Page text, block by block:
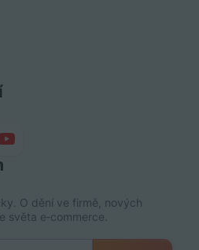
O dění ve firmě, nových
světa e‑commerce.